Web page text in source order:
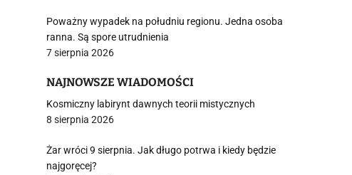
Poważny wypadek na południu regionu. Jedna osoba
ranna. Są spore utrudnienia
7 sierpnia 2026
NAJNOWSZE WIADOMOŚCI
Kosmiczny labirynt dawnych teorii mistycznych
8 sierpnia 2026
Żar wróci 9 sierpnia. Jak długo potrwa i kiedy będzie
najgoręcej?